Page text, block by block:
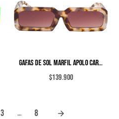
GAFAS DE SOL MARFIL APOLO CAREY
$139.900
3 … 8 arrow_forward